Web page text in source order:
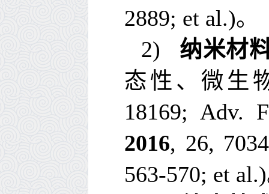
2889; et al.)。
2) 纳米材
态性、微生
18169; Adv.
2016, 26,
563-570; et al.)